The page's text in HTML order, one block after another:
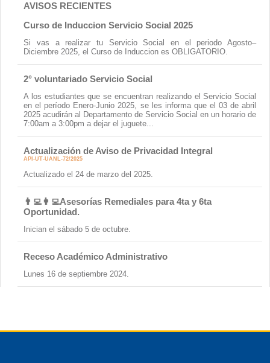
AVISOS RECIENTES
Curso de Induccion Servicio Social 2025
Si vas a realizar tu Servicio Social en el periodo Agosto–
Diciembre 2025, el Curso de Induccion es OBLIGATORIO.
2° voluntariado Servicio Social
A los estudiantes que se encuentran realizando el Servicio Social
en el período Enero-Junio 2025, se les informa que el 03 de abril
2025 acudirán al Departamento de Servicio Social en un horario de
7:00am a 3:00pm a dejar el juguete...
Actualización de Aviso de Privacidad Integral
API-UT-UANL-72/2025
Actualizado el 24 de marzo del 2025.
👨‍💻👩‍💻Asesorías Remediales para 4ta y 6ta
Oportunidad.
Inician el sábado 5 de octubre.
Receso Académico Administrativo
Lunes 16 de septiembre 2024.